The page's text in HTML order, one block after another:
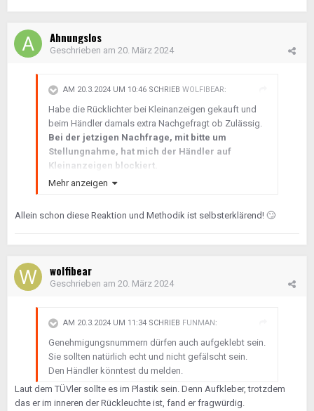
Ahnungslos
Geschrieben am 20. März 2024
AM 20.3.2024 UM 10:46 SCHRIEB WOLFIBEAR:
Habe die Rücklichter bei Kleinanzeigen gekauft und
beim Händler damals extra Nachgefragt ob Zulässig.
Bei der jetzigen Nachfrage, mit bitte um
Stellungnahme, hat mich der Händler auf
Kleinanzeigen blockiert.
Alle Nachrichten waren daraufhin
Mehr anzeigen
Allein schon diese Reaktion und Methodik ist selbsterklärend! 🙄
wolfibear
Geschrieben am 20. März 2024
AM 20.3.2024 UM 11:34 SCHRIEB FUNMAN :
Genehmigungsnummern dürfen auch aufgeklebt sein.
Sie sollten natürlich echt und nicht gefälscht sein.
Den Händler könntest du melden.
Laut dem TÜVler sollte es im Plastik sein. Denn Aufkleber, trotzdem
das er im inneren der Rückleuchte ist, fand er fragwürdig.